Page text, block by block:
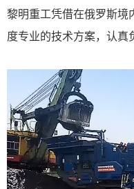
黎明重工凭借在俄罗斯境
度专业的技术方案，认真